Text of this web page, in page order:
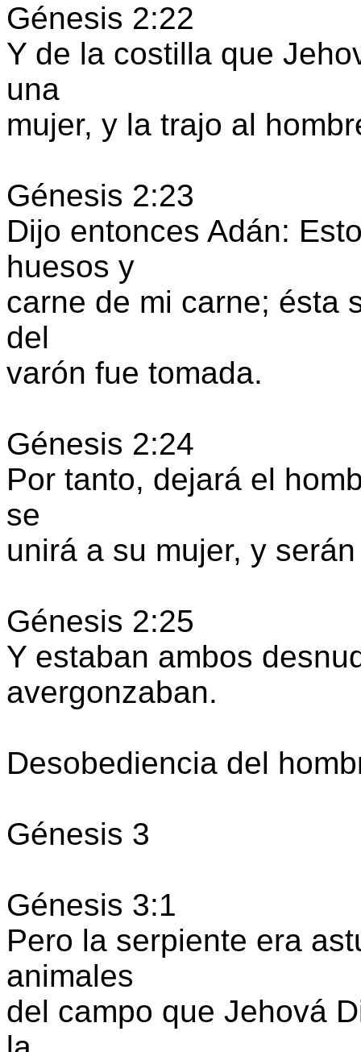
Génesis 2:22
Y de la costilla que
una
mujer, y la trajo al
Génesis 2:23
Dijo entonces Adán:
huesos y
carne de mi carne; ésta
del
varón fue tomada.
Génesis 2:24
Por tanto, dejará el
se
unirá a su mujer, y
Génesis 2:25
Y estaban ambos
avergonzaban.
Desobediencia del
Génesis 3
Génesis 3:1
Pero la serpiente era
animales
del campo que Jehová